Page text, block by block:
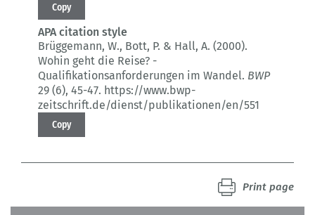
Copy
APA citation style
Brüggemann, W., Bott, P. & Hall, A. (2000).
Wohin geht die Reise? -
Qualifikationsanforderungen im Wandel. BWP
29 (6), 45-47. https://www.bwp-
zeitschrift.de/dienst/publikationen/en/551
Copy
Print page